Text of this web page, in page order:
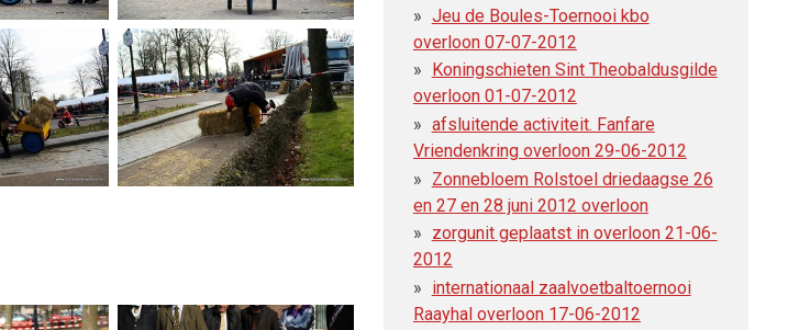
Jeu de Boules-Toernooi kbo
overloon 07-07-2012
Koningschieten Sint Theobaldusgilde
overloon 01-07-2012
afsluitende activiteit. Fanfare
Vriendenkring overloon 29-06-2012
Zonnebloem Rolstoel driedaagse 26
en 27 en 28 juni 2012 overloon
zorgunit geplaatst in overloon 21-06-
2012
internationaal zaalvoetbaltoernooi
Raayhal overloon 17-06-2012